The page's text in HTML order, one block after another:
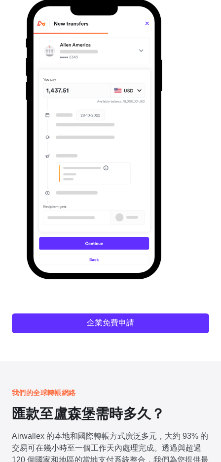
企業免費申請
我們的全球轉帳網絡
匯款至盧森堡需時多久？
Airwallex 的本地和國際轉帳方式廣泛多元，大約 93% 的
交易可在幾小時至一個工作天內處理完成。透過與超過
120 個國家和地區的當地支付系統整合，我們為您提供最